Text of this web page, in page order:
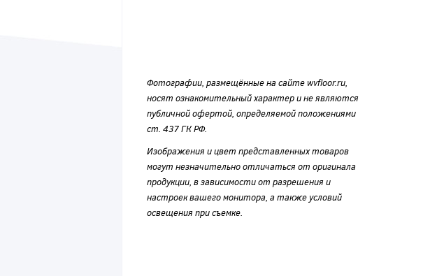
Фотографии, размещённые на сайте wvfloor.ru,
носят ознакомительный характер и не являются
публичной офертой, определяемой положениями
ст. 437 ГК РФ.
Изображения и цвет представленных товаров
могут незначительно отличаться от оригинала
продукции, в зависимости от разрешения и
настроек вашего монитора, а также условий
освещения при съемке.